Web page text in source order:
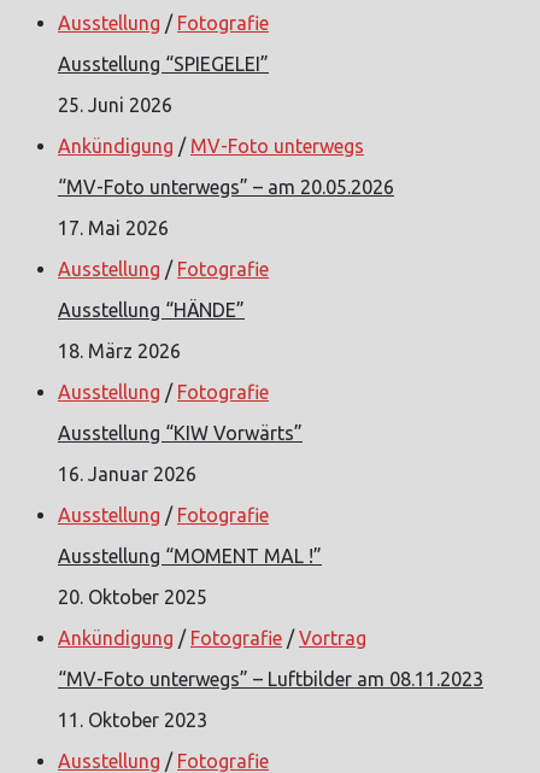
Ausstellung / Fotografie
Ausstellung “SPIEGELEI”
25. Juni 2026
Ankündigung / MV-Foto unterwegs
“MV-Foto unterwegs” – am 20.05.2026
17. Mai 2026
Ausstellung / Fotografie
Ausstellung “HÄNDE”
18. März 2026
Ausstellung / Fotografie
Ausstellung “KIW Vorwärts”
16. Januar 2026
Ausstellung / Fotografie
Ausstellung “MOMENT MAL !”
20. Oktober 2025
Ankündigung / Fotografie /Vortrag
“MV-Foto unterwegs” – Luftbilder am 08.11.2023
11. Oktober 2023
Ausstellung / Fotografie